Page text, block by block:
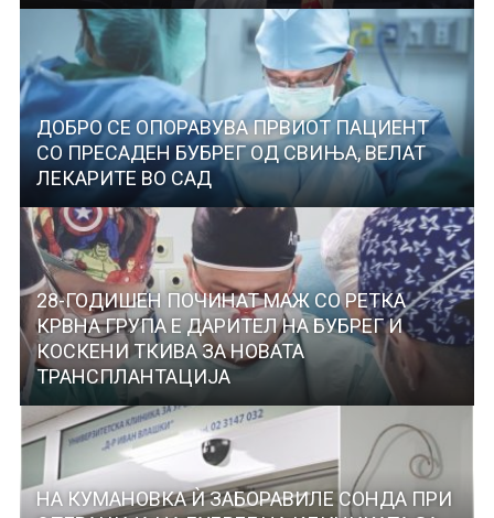
ДОБРО СЕ ОПОРАВУВА ПРВИОТ ПАЦИЕНТ
СО ПРЕСАДЕН БУБРЕГ ОД СВИЊА, ВЕЛАТ
ЛЕКАРИТЕ ВО САД
28-ГОДИШЕН ПОЧИНАТ МАЖ СО РЕТКА
КРВНА ГРУПА Е ДАРИТЕЛ НА БУБРЕГ И
КОСКЕНИ ТКИВА ЗА НОВАТА
ТРАНСПЛАНТАЦИЈА
НА КУМАНОВКА Ѝ ЗАБОРАВИЛЕ СОНДА ПРИ